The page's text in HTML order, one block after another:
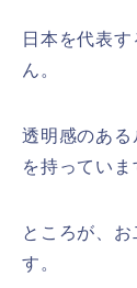
日本を代表
ん。
透明感のあ
を持っていま
ところが、
す。